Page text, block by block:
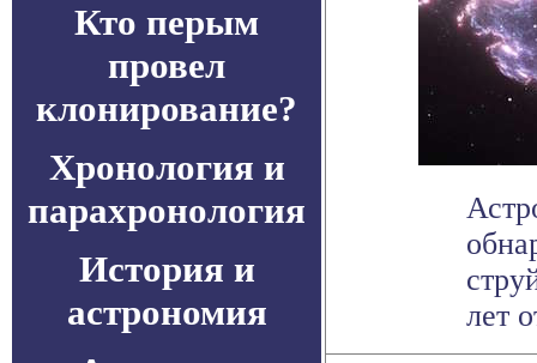
Кто перым
провел
клонирование?
Хронология и
парахронология
История и
астрономия
лет